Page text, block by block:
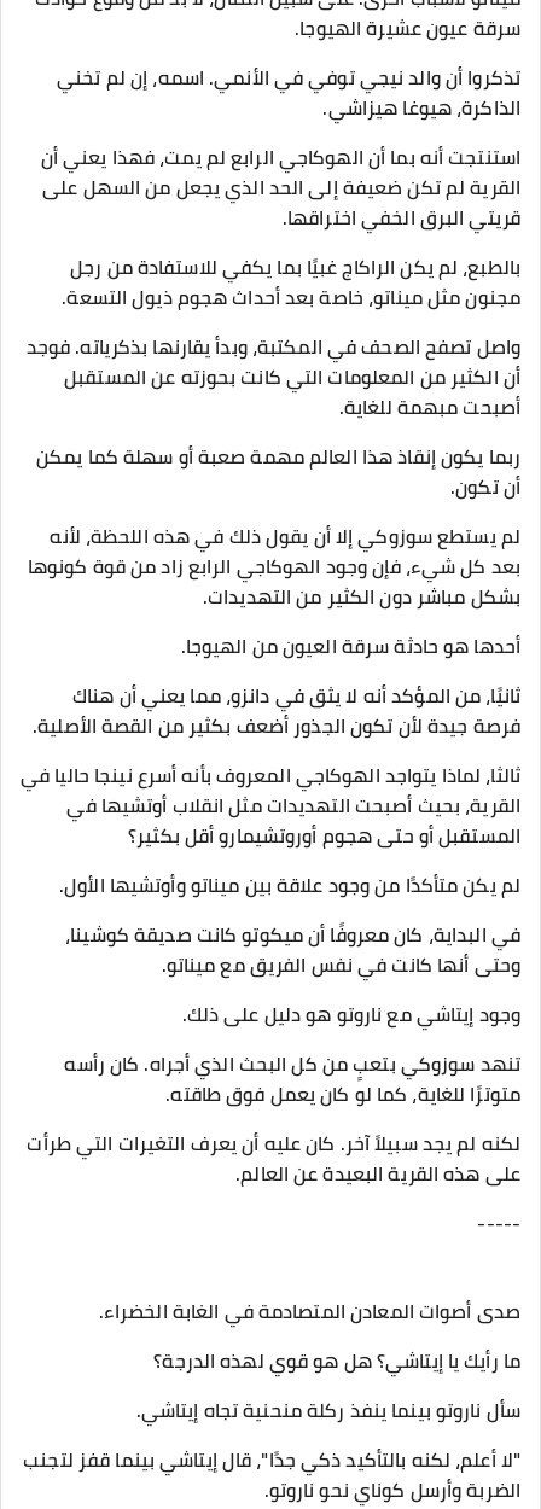
سرقة عيون عشيرة الهيوجا.
تذكروا أن والد نيجي توفي في الأنمي. اسمه، إن لم تخني
الذاكرة، هيوغا هيزاشي.
استنتجت أنه بما أن الهوكاجي الرابع لم يمت، فهذا يعني أن
القرية لم تكن ضعيفة إلى الحد الذي يجعل من السهل على
قريتي البرق الخفي اختراقها.
بالطبع، لم يكن الراكاج غبيًا بما يكفي للاستفادة من رجل
مجنون مثل ميناتو، خاصة بعد أحداث هجوم ذيول التسعة.
واصل تصفح الصحف في المكتبة، وبدأ يقارنها بذكرياته. فوجد
أن الكثير من المعلومات التي كانت بحوزته عن المستقبل
أصبحت مبهمة للغاية.
ربما يكون إنقاذ هذا العالم مهمة صعبة أو سهلة كما يمكن
أن تكون.
لم يستطع سوزوكي إلا أن يقول ذلك في هذه اللحظة، لأنه
بعد كل شيء، فإن وجود الهوكاجي الرابع زاد من قوة كونوها
بشكل مباشر دون الكثير من التهديدات.
أحدها هو حادثة سرقة العيون من الهيوجا.
ثانيًا، من المؤكد أنه لا يثق في دانزو، مما يعني أن هناك
فرصة جيدة لأن تكون الجذور أضعف بكثير من القصة الأصلية.
ثالثا، لماذا يتواجد الهوكاجي المعروف بأنه أسرع نينجا حاليا في
القرية، بحيث أصبحت التهديدات مثل انقلاب أوتشيها في
المستقبل أو حتى هجوم أوروتشيمارو أقل بكثير؟
لم يكن متأكدًا من وجود علاقة بين ميناتو وأوتشيها الأول.
في البداية، كان معروفًا أن ميكوتو كانت صديقة كوشينا،
وحتى أنها كانت في نفس الفريق مع ميناتو.
وجود إيتاشي مع ناروتو هو دليل على ذلك.
تنهد سوزوكي بتعبٍ من كل البحث الذي أجراه. كان رأسه
متوترًا للغاية، كما لو كان يعمل فوق طاقته.
لكنه لم يجد سبيلاً آخر. كان عليه أن يعرف التغيرات التي طرأت
على هذه القرية البعيدة عن العالم.
-----
صدى أصوات المعادن المتصادمة في الغابة الخضراء.
ما رأيك يا إيتاشي؟ هل هو قوي لهذه الدرجة؟
سأل ناروتو بينما ينفذ ركلة منحنية تجاه إيتاشي.
"لا أعلم، لكنه بالتأكيد ذكي جدًا"، قال إيتاشي بينما قفز لتجنب
الضربة وأرسل كوناي نحو ناروتو.